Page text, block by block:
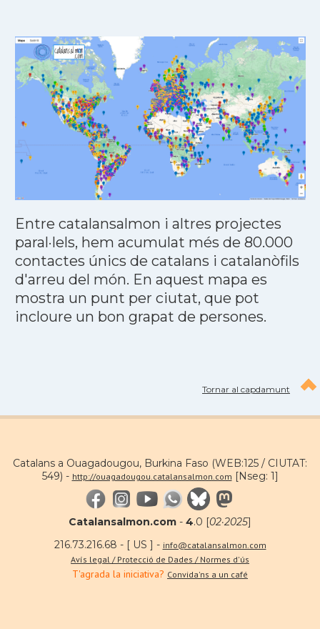
Entre catalansalmon i altres projectes
paral·lels, hem acumulat més de 80.000
contactes únics de catalans i catalanòfils
d'arreu del món. En aquest mapa es
mostra un punt per ciutat, que pot
incloure un bon grapat de persones.
Tornar al capdamunt
Catalans a Ouagadougou, Burkina Faso (WEB:125 / CIUTAT:
549) - http://ouagadougou.catalansalmon.com [Nseg: 1]
Catalansalmon.com - 4.0 [02·2025]
216.73.216.68 - [ US ] - info@catalansalmon.com
Avís legal / Protecció de Dades / Normes d'ús
T'agrada la iniciativa? Convida'ns a un café